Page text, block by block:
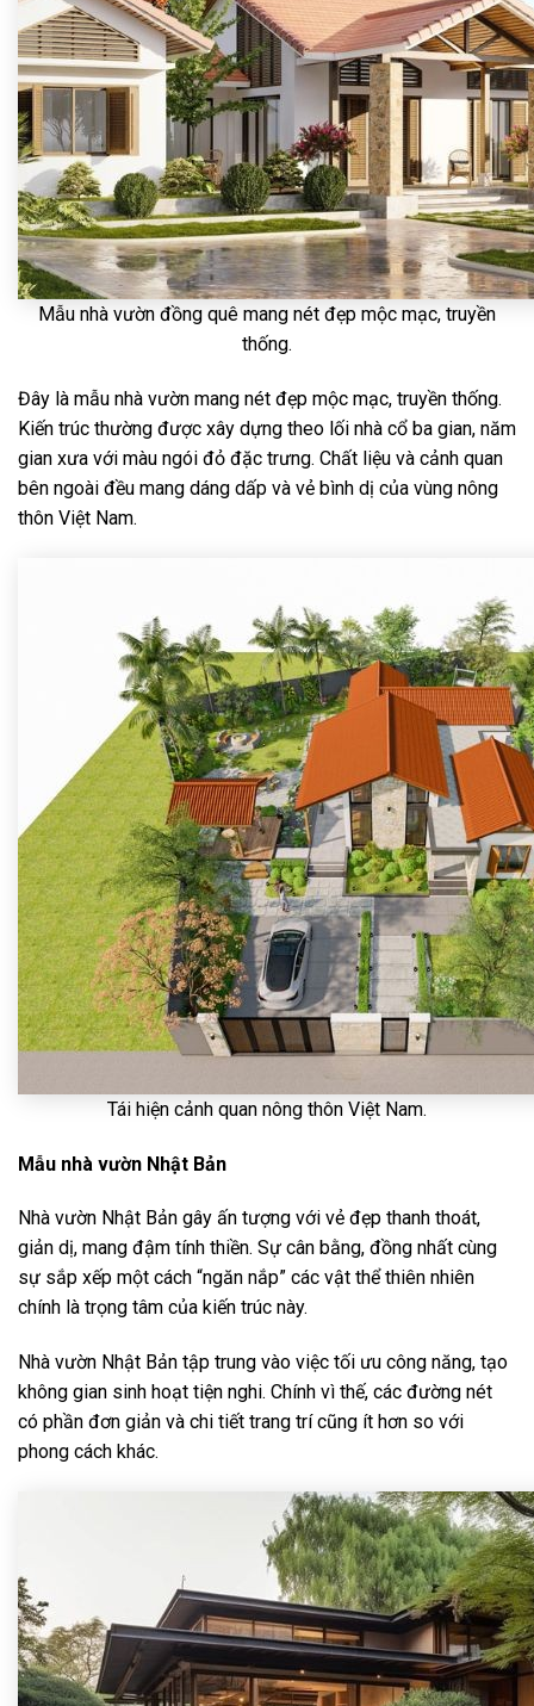
Mẫu nhà vườn đồng quê mang nét đẹp mộc mạc, truyền
thống.
Đây là mẫu nhà vườn mang nét đẹp mộc mạc, truyền thống.
Kiến trúc thường được xây dựng theo lối nhà cổ ba gian, năm
gian xưa với màu ngói đỏ đặc trưng. Chất liệu và cảnh quan
bên ngoài đều mang dáng dấp và vẻ bình dị của vùng nông
thôn Việt Nam.
Tái hiện cảnh quan nông thôn Việt Nam.
Mẫu nhà vườn Nhật Bản
Nhà vườn Nhật Bản gây ấn tượng với vẻ đẹp thanh thoát,
giản dị, mang đậm tính thiền. Sự cân bằng, đồng nhất cùng
sự sắp xếp một cách “ngăn nắp” các vật thể thiên nhiên
chính là trọng tâm của kiến trúc này.
Nhà vườn Nhật Bản tập trung vào việc tối ưu công năng, tạo
không gian sinh hoạt tiện nghi. Chính vì thế, các đường nét
có phần đơn giản và chi tiết trang trí cũng ít hơn so với
phong cách khác.